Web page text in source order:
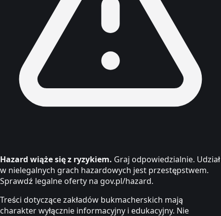
Hazard wiąże się z ryzykiem. Graj odpowiedzialnie. Udział
w nielegalnych grach hazardowych jest przestępstwem.
Sprawdź legalne oferty na gov.pl/hazard.
Treści dotyczące zakładów bukmacherskich mają
charakter wyłącznie informacyjny i edukacyjny. Nie